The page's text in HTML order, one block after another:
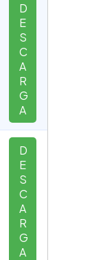
D
E
S
C
A
R
G
A
D
E
S
C
A
R
G
A